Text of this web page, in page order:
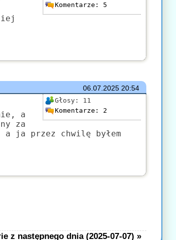
Komentarze: 5
06.07.202520:54
Głosy: 11
Komentarze: 2
a
za
a ja przez chwilę byłem
z następnego dnia (2025-07-07) »